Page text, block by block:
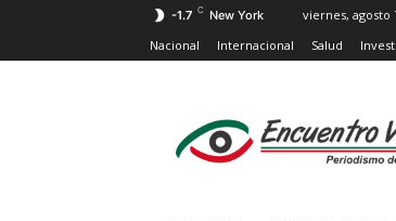
-1.7 C New York viernes, agosto
Nacional
Internacional Salud